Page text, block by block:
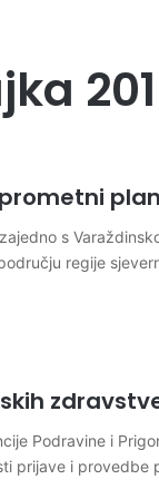
s
regije
Podravine i
prijave i provedbe